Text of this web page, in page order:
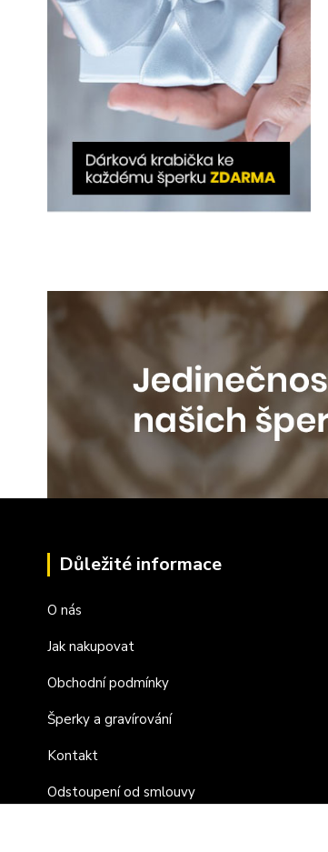
Důležité informace
O nás
Jak nakupovat
Obchodní podmínky
Šperky a gravírování
Kontakt
Odstoupení od smlouvy